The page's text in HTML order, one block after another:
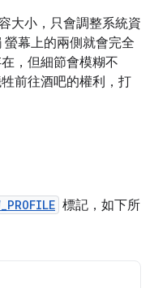
大小，只會調整系統資
幕上的兩側就會完全
，但細節會模糊不
前往酒吧的權利，打
標記，如下所